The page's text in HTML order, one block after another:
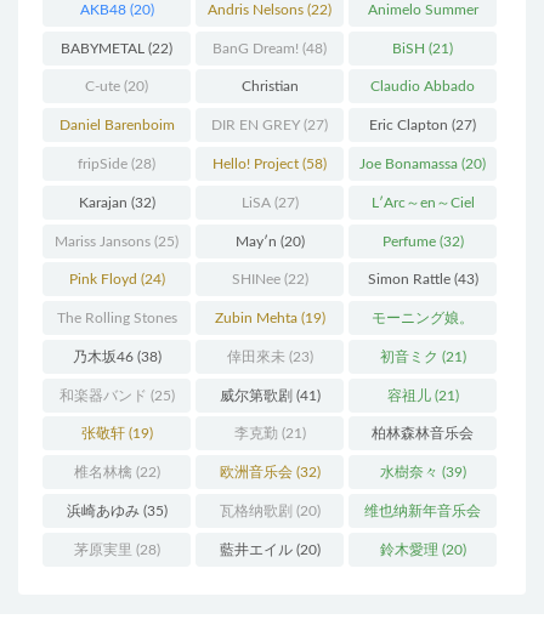
AKB48(20) Andris Nelsons (22) Animelo Summer
Live (34)
BABYMETAL (22) BanG Dream! (48) BiSH (21)
C-ute (20) Christian
Thielemann(36)
Claudio Abbado
(25)
Daniel Barenboim
(37)
DIR EN GREY (27) Eric Clapton (27)
fripSide (28) Hello! Project (58) Joe Bonamassa (20)
Karajan (32) LiSA(27) L′Arc～en～Ciel
(41)
Mariss Jansons (25) May′n (20) Perfume(32)
Pink Floyd (24) SHINee(22) Simon Rattle(43)
The Rolling Stones
(30)
Zubin Mehta(19) モーニング娘。
(27)
乃木坂46(38) 倖田來未 (23) 初音ミク (21)
和楽器バンド (25) 威尔第歌剧 (41) 容祖儿(21)
张敬轩(19) 李克勤 (21) 柏林森林音乐会
(22)
椎名林檎 (22) 欧洲音乐会(32) 水樹奈々 (39)
浜崎あゆみ(35) 瓦格纳歌剧 (20) 维也纳新年音乐会
(19)
茅原実里 (28) 藍井エイル(20) 鈴木愛理 (20)